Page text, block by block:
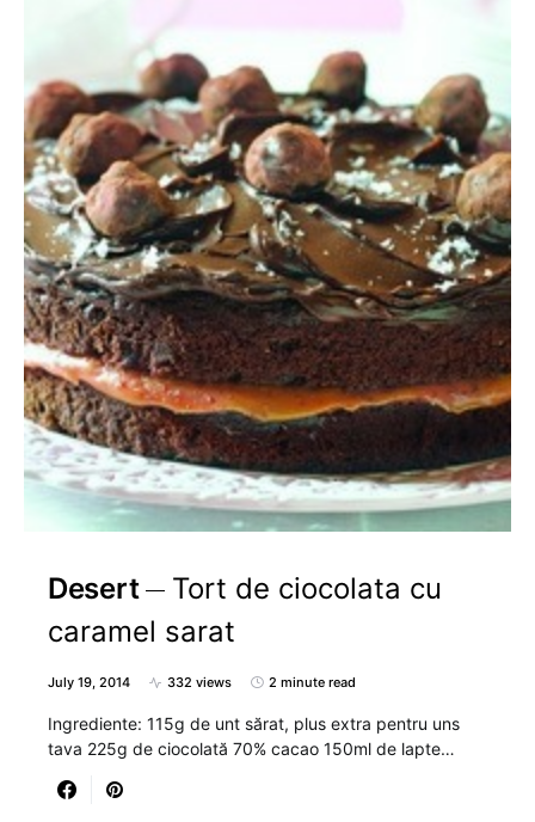
Desert
Tort de ciocolata cu
caramel sarat
July 19, 2014 332 views 2 minute read
Ingrediente: 115g de unt sărat, plus extra pentru uns
tava 225g de ciocolată 70% cacao 150ml de lapte…